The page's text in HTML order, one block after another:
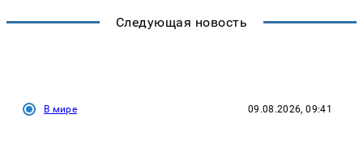
Следующая новость
В мире 09.08.2026, 09:41